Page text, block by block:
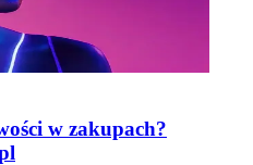
w zakupach?